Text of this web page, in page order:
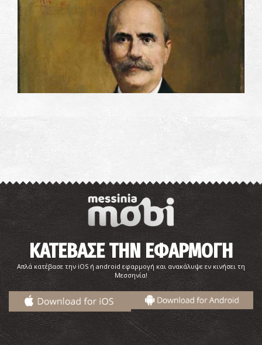
Ιωάννης Φ. Κωστόπουλος–Επιχειρηματίας,
Ιωάννης Χρυσοσπάθης–Ιατρός
ΚΑΤΕΒΑΣΕ ΤΗΝ ΕΦΑΡΜΟΓΗ
Απλά κατέβασε την iOS ή android εφαρμογή και ανακάλυψε εν κινήσει τη
Μεσσηνία!